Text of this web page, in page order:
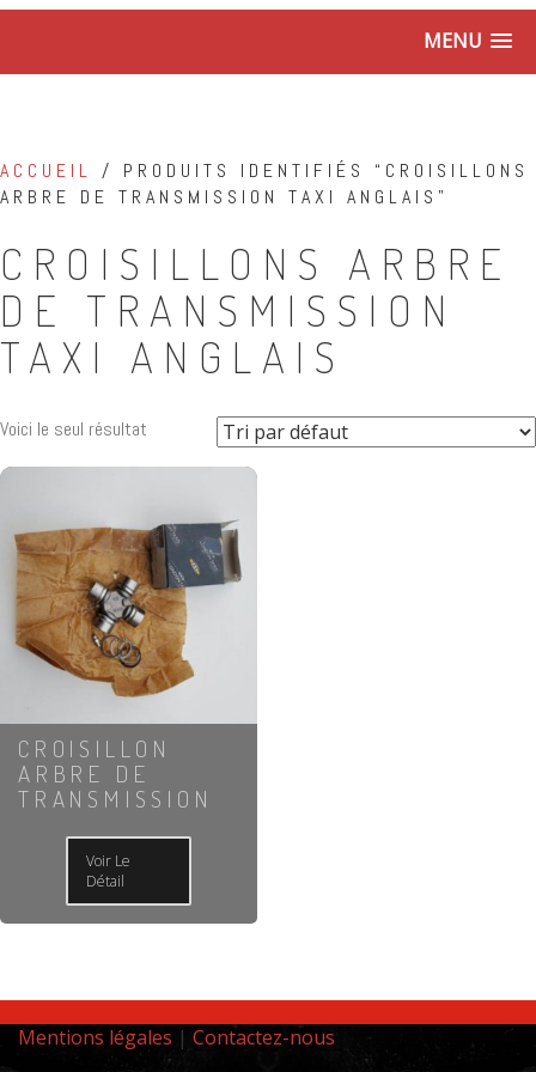
MENU
ACCUEIL / PRODUITS IDENTIFIÉS “CROISILLONS
ARBRE DE TRANSMISSION TAXI ANGLAIS”
CROISILLONS ARBRE
DE TRANSMISSION
TAXI ANGLAIS
Voici le seul résultat
CROISILLON
ARBRE DE
TRANSMISSION
Voir Le
Détail
Mentions légales | Contactez-nous